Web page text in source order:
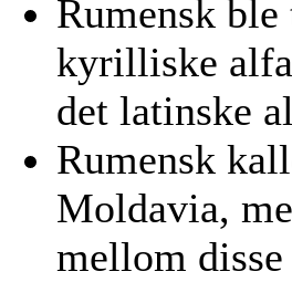
Rumensk
kyrilliske
det latinske
Rumensk
Moldavia,
mellom